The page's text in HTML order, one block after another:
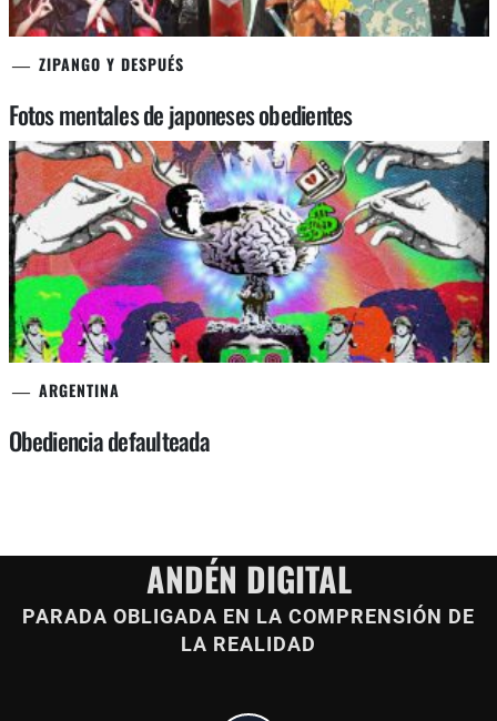
ZIPANGO Y DESPUÉS
Fotos mentales de japoneses obedientes
ARGENTINA
Obediencia defaulteada
ANDÉN DIGITAL
PARADA OBLIGADA EN LA COMPRENSIÓN DE
LA REALIDAD